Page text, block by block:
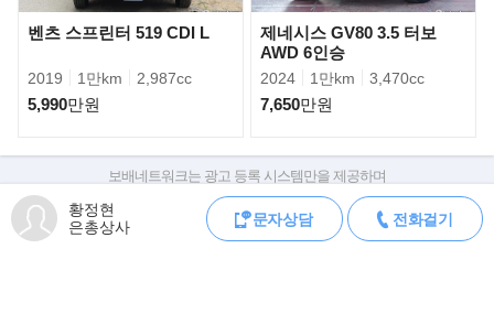
519 CDI는 차체 길이에 따라 롱(Long), 엑스트라 롱(Extra Long) 등
두 가지 바디 형태를 제공한다.
국내 수입분은 독일 뒤셀도르프 공장과 뤼디스페데 공장에서 생산
벤츠 스프린터 519 CDI L
2019 1만km 2,987cc
5,990만원
제네시스 GV80 3.5 터보
AWD 6인승
2024 1만km 3,470cc
7,650만원
황정현
은총상사
문자상담 전화걸기
보배네트워크는 광고 등록 시스템만을 제공하며
판매자가 직접 등록한 내용에 대한 모든 책임은 판매자에게 있습니다.
차량 구매 시 차량등록증, 성능점검기록부, 실제 차량 상태,
차대번호 조회로 직접 정보를 확인하세요.